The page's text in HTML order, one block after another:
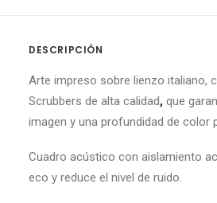
DESCRIPCIÓN
Arte impreso sobre lienzo italiano,
Scrubbers de alta calidad, que
imagen y una profundidad de color
Cuadro acústico con aislamiento
eco y reduce el nivel de ruido.